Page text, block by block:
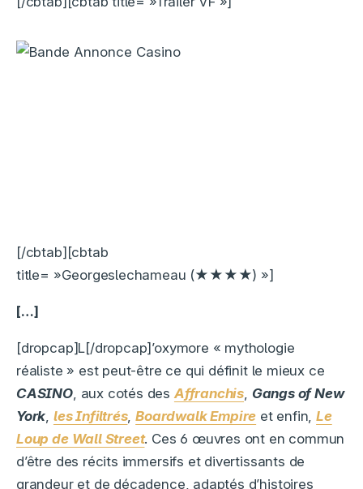
[/cbtab][cbtab
title= »Georgeslechameau (★★★★) »]
[…]
[dropcap]L[/dropcap]’oxymore « mythologie
réaliste » est peut-être ce qui définit le mieux ce
CASINO, aux cotés des Affranchis Gangs of New
York les Infiltrés,Boardwalk Empire et enfin,Le
Loup de Wall Street. Ces 6 œuvres ont en commun
d’être des récits immersifs et divertissants de
grandeur et de décadence, adaptés d’histoires